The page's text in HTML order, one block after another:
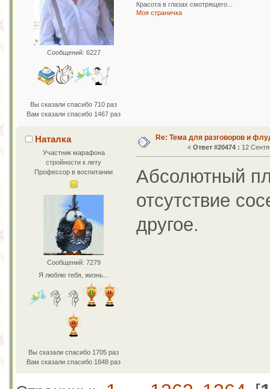
Сообщений: 6227
Вы сказали спасибо 710 раз
Вам сказали спасибо 1467 раз
Красота в глазах смотрящего...
Моя страничка
Наталка
Участник марафона
стройности к лету
Профессор в воспитании
Сообщений: 7279
Я люблю тебя, жизнь...
Вы сказали спасибо 1705 раз
Вам сказали спасибо 1848 раз
Re: Тема для разговоров и
« Ответ #20474 : 12
Абсолютный
отсутствие
другое.